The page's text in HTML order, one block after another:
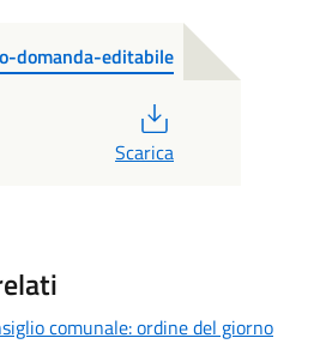
domanda-editabile
Scarica
comunale: ordine del giorno